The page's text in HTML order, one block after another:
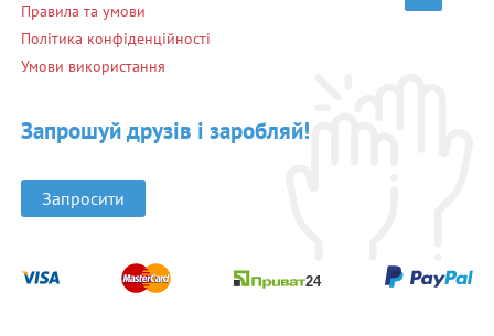
Правила та умови
Політика конфіденційності
Умови використання
Запрошуй друзів і заробляй!
Запросити